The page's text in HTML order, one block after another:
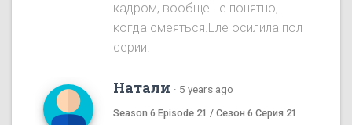
кадром, вообще не понятно,
когда смеяться.Еле осилила пол
серии.
Натали · 5 years ago
Season 6 Episode 21 / Сезон 6 Серия 21